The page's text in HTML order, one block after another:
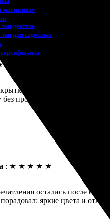
магнитные
детские
для взрослых
и насыщенные. Доставка
для друзей. Просто
без проблем. Открытки
: ★ ★ ★ ★ ★
остались после
яркие цвета и